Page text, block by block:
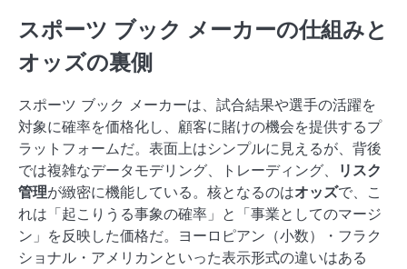
スポーツ ブック メーカーの仕組みと
オッズの裏側
スポーツ ブック メーカーは、試合結果や選手の活躍を
対象に確率を価格化し、顧客に賭けの機会を提供するプ
ラットフォームだ。表面上はシンプルに見えるが、背後
では複雑なデータモデリング、トレーディング、
リスク
管理が緻密に機能している。核となるのはオッズで、こ
れは「起こりうる事象の確率」と「事業としてのマージ
ン」を反映した価格だ。ヨーロピアン（小数）・フラク
ショナル・アメリカンといった表示形式の違いはある